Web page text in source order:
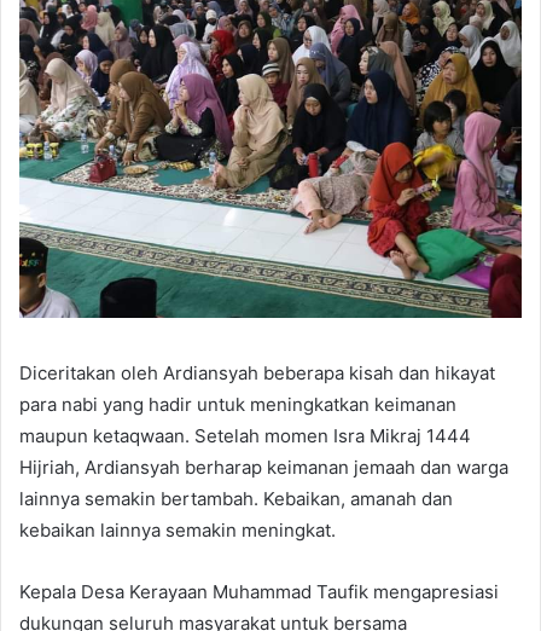
Diceritakan oleh Ardiansyah beberapa kisah dan hikayat
para nabi yang hadir untuk meningkatkan keimanan
maupun ketaqwaan. Setelah momen Isra Mikraj 1444
Hijriah, Ardiansyah berharap keimanan jemaah dan warga
lainnya semakin bertambah. Kebaikan, amanah dan
kebaikan lainnya semakin meningkat.
Kepala Desa Kerayaan Muhammad Taufik mengapresiasi
dukungan seluruh masyarakat untuk bersama